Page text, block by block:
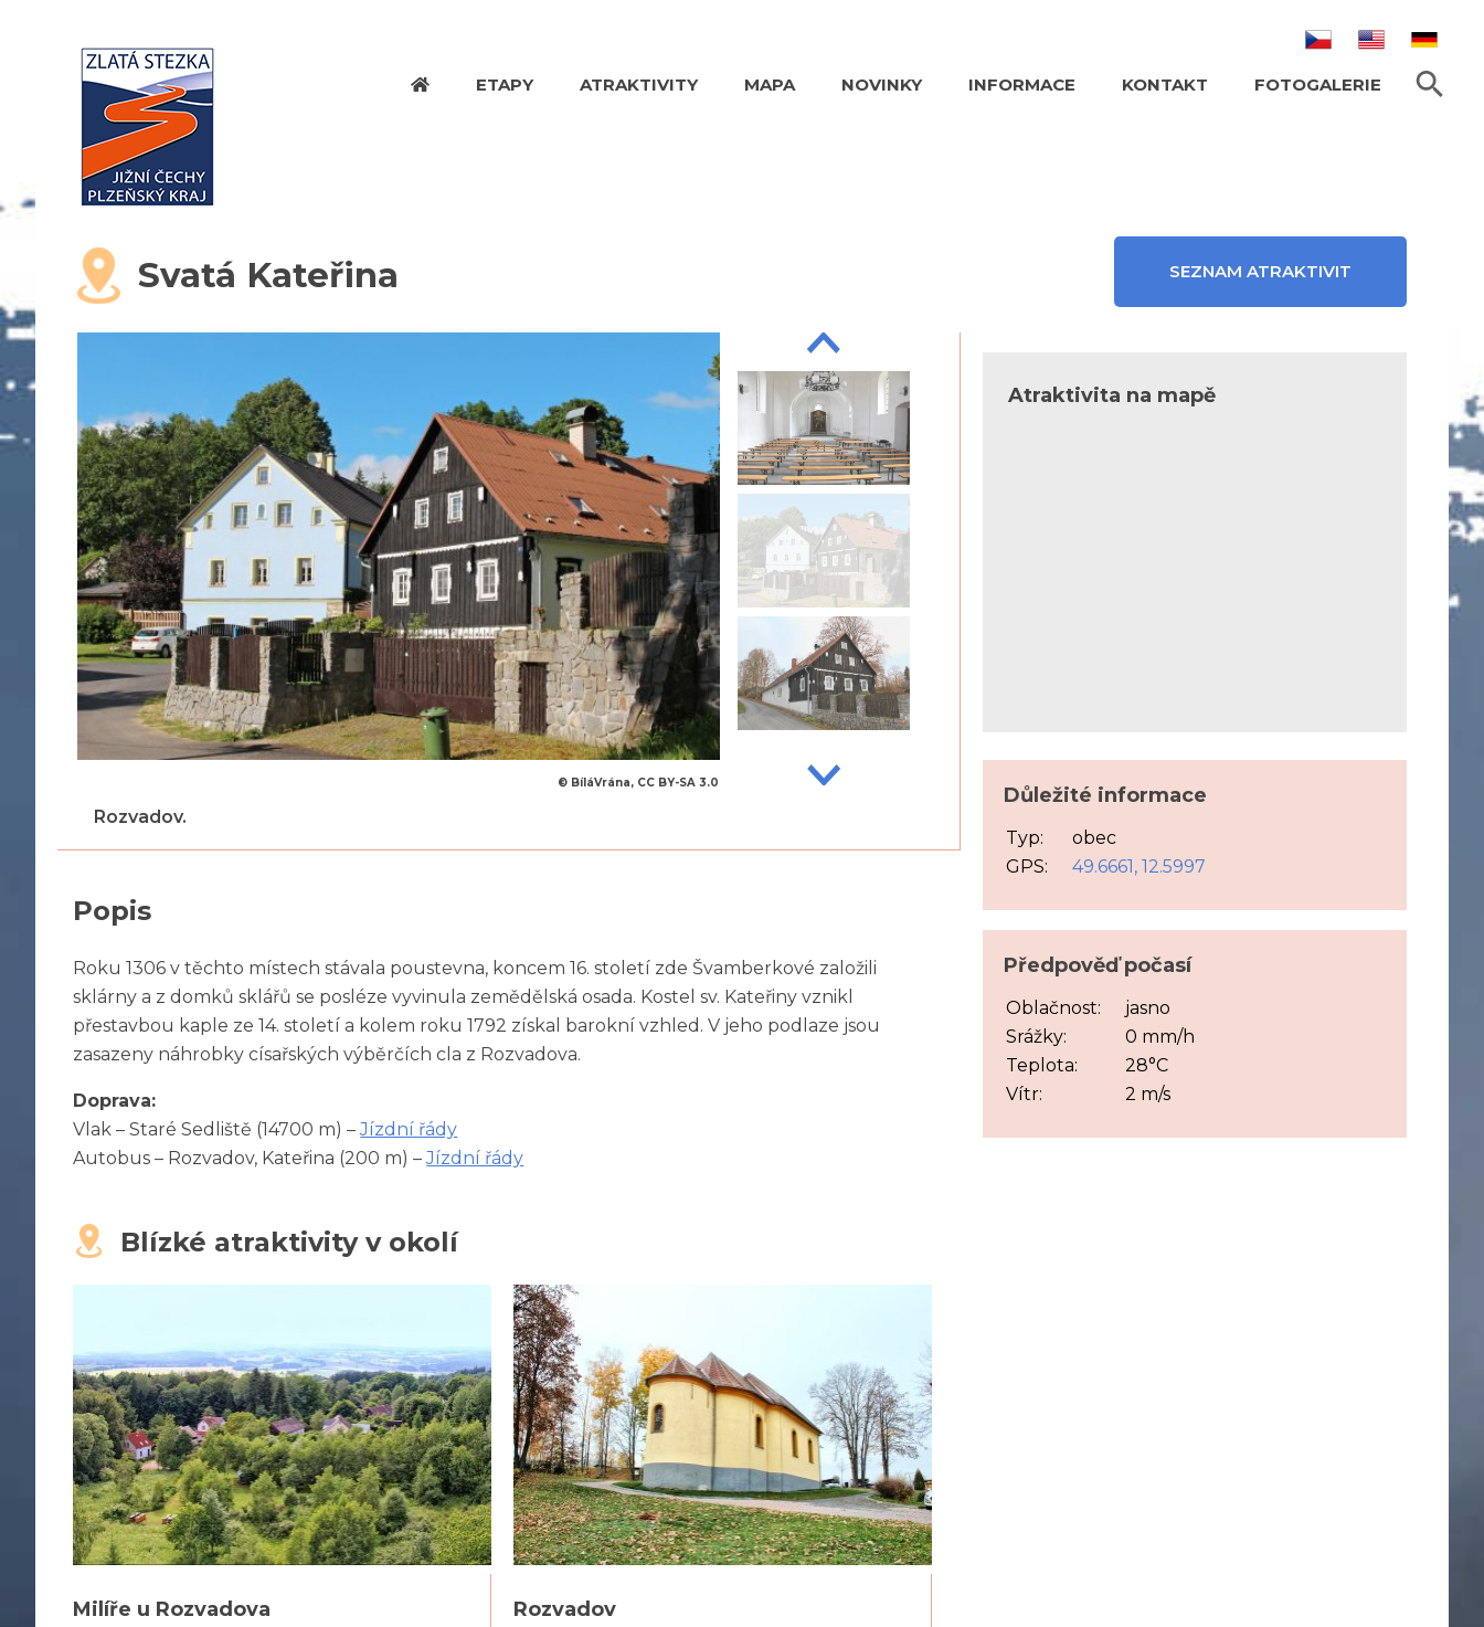
ETAPY ATRAKTIVITY MAPA NOVINKY INFORMACE KONTAKT FOTOGALERIE
HLEDAT TEXT
Svatá Kateřina SEZNAM ATRAKTIVIT
© BíláVrána, CC BY-SA 3.0
Rozvadov.
Popis
Roku 1306 v těchto místech stávala poustevna, koncem 16. století zde Švamberkové založili
sklárny a z domků sklářů se posléze vyvinula zemědělská osada. Kostel sv. Kateřiny vznikl
přestavbou kaple ze 14. století a kolem roku 1792 získal barokní vzhled. V jeho podlaze jsou
zasazeny náhrobky císařských výběrčích cla z Rozvadova.
Doprava:
Vlak – Staré Sedliště (14700 m) –Jízdní řády
Autobus – Rozvadov, Kateřina (200 m) –Jízdní řády
Blízké atraktivity v okolí
Milíře u Rozvadova Rozvadov
Atraktivita na mapě
Důležité informace
Typ:
obec
GPS:
49.6661, 12.5997
Předpověď počasí
Oblačnost:
jasno
Srážky:
0 mm/h
Teplota:
28°C
Vítr:
2 m/s